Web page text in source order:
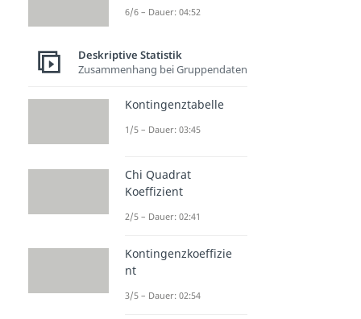
6/6 – Dauer: 04:52
Deskriptive Statistik
Zusammenhang bei Gruppendaten
Kontingenztabelle
1/5 – Dauer: 03:45
Chi Quadrat
Koeffizient
2/5 – Dauer: 02:41
Kontingenzkoeffizie
nt
3/5 – Dauer: 02:54